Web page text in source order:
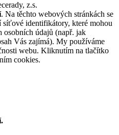
z.s.
. Na těchto webových stránkách se
síťové identifikátory, které mohou
osobních údajů (např. jak
Vás zajímá). My používáme
webu. Kliknutím na tlačítko
cookies.